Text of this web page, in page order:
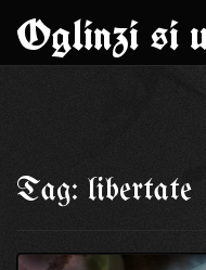
content
Oglinzi si
Tag: libertate